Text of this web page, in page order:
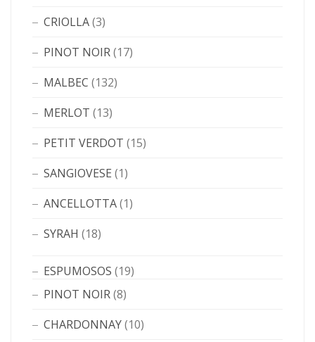
CRIOLLA(3)
PINOT NOIR(17)
MALBEC (132)
MERLOT (13)
PETIT VERDOT (15)
SANGIOVESE (1)
ANCELLOTTA(1)
SYRAH (18)
ESPUMOSOS (19)
PINOT NOIR(8)
CHARDONNAY(10)